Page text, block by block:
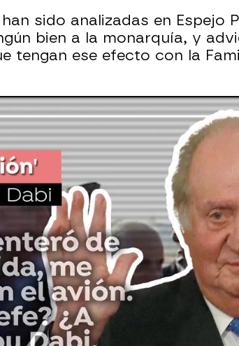
sido analizadas en Espejo
bien a la monarquía, y
tengan ese efecto con la
y sus memorias: "Hay
delante de los Reyes de España:
en ATRESPLAYER